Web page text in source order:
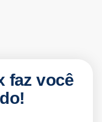
faz você